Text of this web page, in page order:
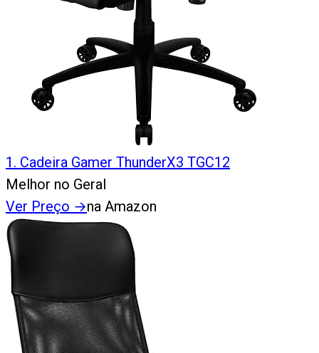
1 . Cadeira Gamer ThunderX3 TGC12
Melhor no Geral
Ver Preço →na Amazon